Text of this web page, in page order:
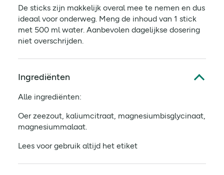
De sticks zijn makkelijk overal mee te nemen en dus
ideaal voor onderweg. Meng de inhoud van 1 stick
met 500 ml water. Aanbevolen dagelijkse dosering
niet overschrijden.
Ingrediënten
Alle ingrediënten:
Oer zeezout, kaliumcitraat, magnesiumbisglycinaat,
magnesiummalaat.
Lees voor gebruik altijd het etiket